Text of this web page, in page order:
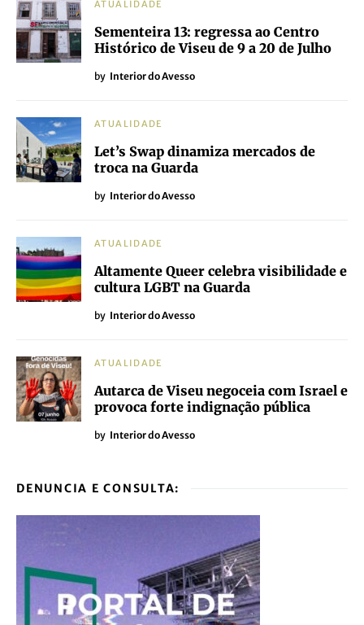
ATUALIDADE
Sementeira 13: regressa ao Centro
Histórico de Viseu de 9 a 20 de Julho
by Interior do Avesso
ATUALIDADE
Let’s Swap dinamiza mercados de
troca na Guarda
by Interior do Avesso
ATUALIDADE
Altamente Queer celebra visibilidade e
cultura LGBT na Guarda
by Interior do Avesso
ATUALIDADE
Autarca de Viseu negoceia com Israel e
provoca forte indignação pública
by Interior do Avesso
DENUNCIA E CONSULTA: